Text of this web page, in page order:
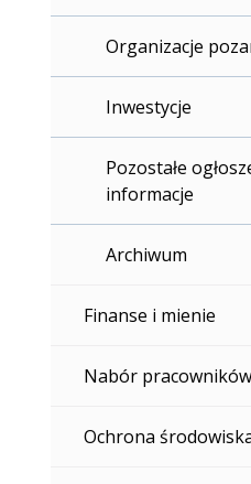
Organizacje
Inwestycje
Pozostałe
informacje
Archiwum
Finanse i mienie
Nabór pracowników
Ochrona